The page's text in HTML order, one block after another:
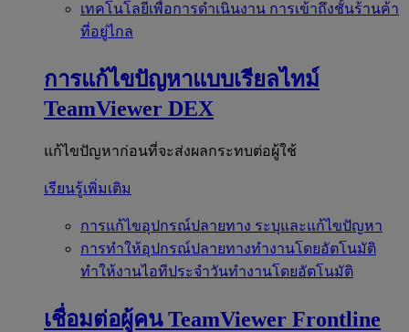
เทคโนโลยีเพื่อการดำเนินงาน การเข้าถึงชั้นร้านค้า
ที่อยู่ไกล
การแก้ไขปัญหาแบบเรียลไทม์
TeamViewer DEX
แก้ไขปัญหาก่อนที่จะส่งผลกระทบต่อผู้ใช้
เรียนรู้เพิ่มเติม
การแก้ไขอุปกรณ์ปลายทาง ระบุและแก้ไขปัญหา
การทำให้อุปกรณ์ปลายทางทำงานโดยอัตโนมัติ
ทำให้งานไอทีประจำวันทำงานโดยอัตโนมัติ
เชื่อมต่อผู้คน TeamViewer Frontline